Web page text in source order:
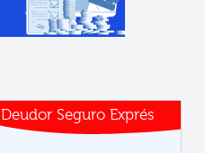
Deudor Seguro Exprés